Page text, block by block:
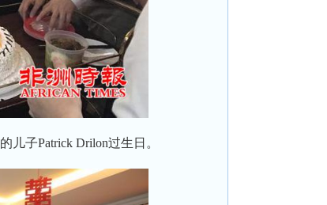
的儿子Patrick Drilon过生日。